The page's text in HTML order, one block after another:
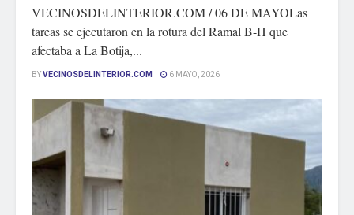
VECINOSDELINTERIOR.COM / 06 DE MAYOLas
tareas se ejecutaron en la rotura del Ramal B-H que
afectaba a La Botija,...
BYVECINOSDELINTERIOR.COM 6 MAYO, 2026